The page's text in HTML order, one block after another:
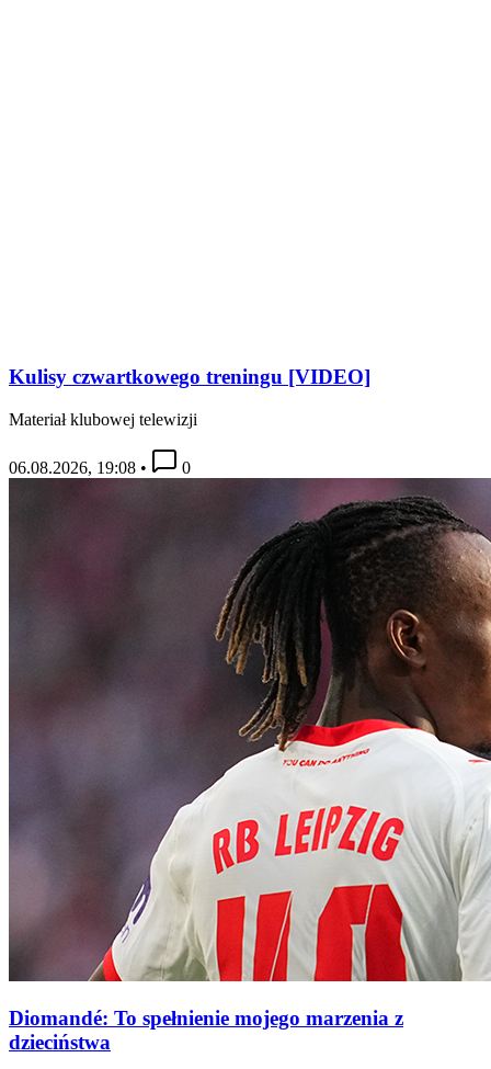
Kulisy czwartkowego treningu [VIDEO]
Materiał klubowej telewizji
06.08.2026, 19:08 • 0
Diomandé: To spełnienie mojego marzenia z
dzieciństwa